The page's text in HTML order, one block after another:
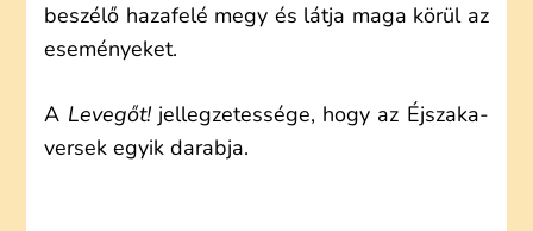
beszélő hazafelé megy és látja maga körül az
eseményeket.
A Levegőt!jellegzetessége, hogy az Éjszaka-
versek egyik darabja.